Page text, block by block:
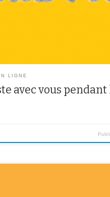
LIGNE
avec vous pendant